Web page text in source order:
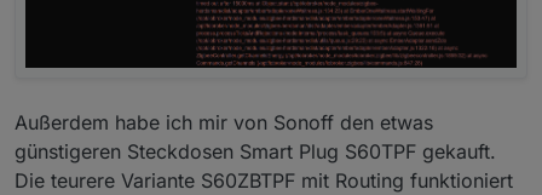
Außerdem habe ich mir von Sonoff den etwas
günstigeren Steckdosen Smart Plug S60TPF gekauft.
Die teurere Variante S60ZBTPF mit Routing funktioniert